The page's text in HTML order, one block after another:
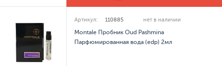
Артикул: 110885 нет в наличии
Montale Пробник Oud Pashmina
Парфюмированная вода (edp) 2мл